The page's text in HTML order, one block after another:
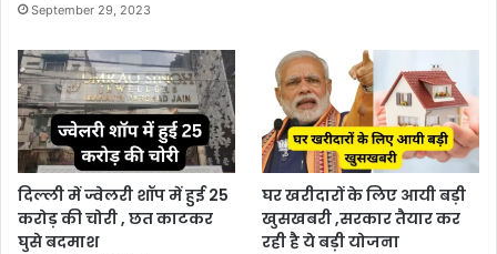
September 29, 2023
दिल्ली में ज्वेलरी शॉप में हुई 25
करोड़ की चोरी , छत काटकर
घुसे बदमाश
घर खरीदारों के लिए आयी बड़ी
खुसखबरी ,सरकार तैयार कर
रही है ये बड़ी योजना